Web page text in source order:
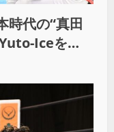
時代の“真田
Iceを
じるな」